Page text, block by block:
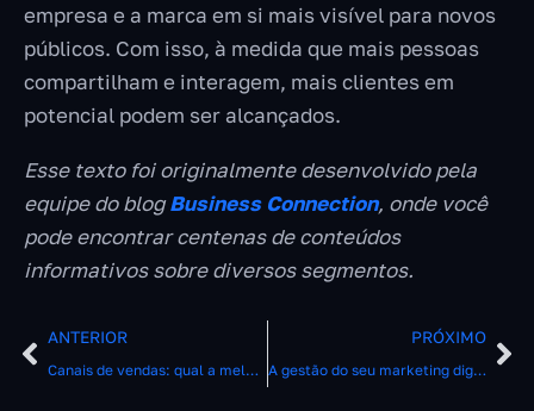
empresa e a marca em si mais visível para novos
públicos. Com isso, à medida que mais pessoas
compartilham e interagem, mais clientes em
potencial podem ser alcançados.
Esse texto foi originalmente desenvolvido pela
equipe do blogBusiness Connection, onde você
pode encontrar centenas de conteúdos
informativos sobre diversos segmentos.
ANTERIOR
Canais de vendas: qual a melhor opção para o seu negócio?
PRÓXIMO
A gestão do seu marketing digital possui técnicas de SEO? Saiba como adquirir